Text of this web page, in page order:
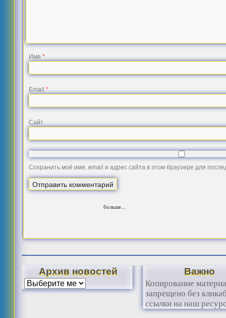
Имя*
Email*
Сайт
Сохранить моё имя, email и адрес сайта в этом браузере для
больше...
Архив новостей Важно
Копирование
запрещено без
ссылки на наш